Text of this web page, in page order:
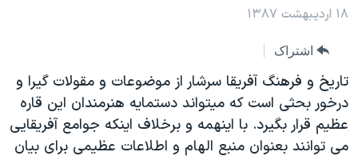
جهش
اصلی
جهش
به
ایران
ورزشی
گزیده‌ها
برنامه های تلویزیونی
جدول برنامه ها
صفحه‌های ویژه
جام جهانی ۲۰۲۶
عملیات خشم حماسی
فرکانس‌های صدای آمریکا
پخش رادیویی
۱۸ اردیبهشت ۱۳۸۷
اشتراک
تاريخ و فرهنگ آفريقا سرشار از موضوعات و مقولات گيرا و
درخور بحثی است که ميتواند دستمايه هنرمندان اين قاره
عظيم قرار بگيرد. با اينهمه و برخلاف اينکه جوامع آفريقايی
می توانند بعنوان منبع الهام و اطلاعات عظيمی برای بيان